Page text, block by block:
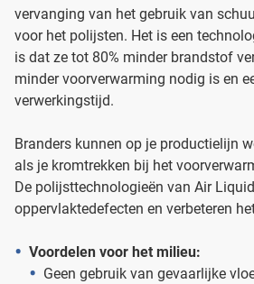
vervanging van het gebruik van
voor het polijsten. Het is een
is dat ze tot 80% minder brandstof
minder voorverwarming nodig is en
verwerkingstijd.
Branders kunnen op je productielijn
als je kromtrekken bij het
De polijsttechnologieën van Air
oppervlaktedefecten en verbeteren
Voordelen voor het milieu:
Geen gebruik van gevaarlijke